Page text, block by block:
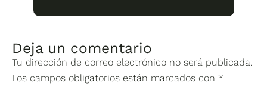
Deja un comentario
Tu dirección de correo electrónico no será publicada.
Los campos obligatorios están marcados con *